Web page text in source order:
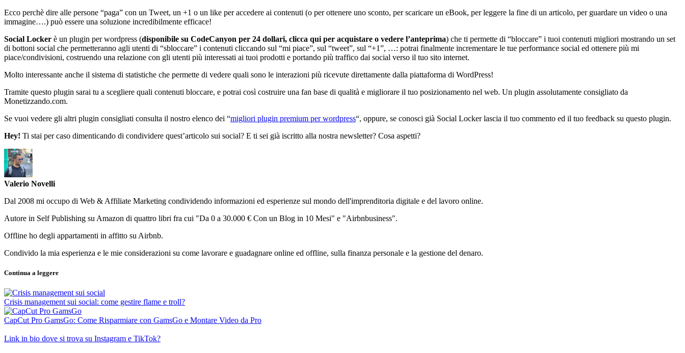
Ecco perchè dire alle persone “paga” con un Tweet, un +1 o un like per accedere ai contenuti (o per ottenere uno sconto, per scaricare un eBook, per leggere la fine di un articolo, per guardare un video o una
immagine….) può essere una soluzione incredibilmente efficace!
Social Locker è un plugin per wordpress (disponibile su CodeCanyon per 24 dollari, clicca qui per acquistare o vedere l’anteprima) che ti permette di “bloccare” i tuoi contenuti migliori mostrando un set
di bottoni social che permetteranno agli utenti di “sbloccare” i contenuti cliccando sul “mi piace”, sul “tweet”, sul “+1”, …: potrai finalmente incrementare le tue performance social ed ottenere più mi
piace/condivisioni, costruendo una relazione con gli utenti più interessati ai tuoi prodotti e portando più traffico dai social verso il tuo sito internet.
Molto interessante anche il sistema di statistiche che permette di vedere quali sono le interazioni più ricevute direttamente dalla piattaforma di WordPress!
Tramite questo plugin sarai tu a scegliere quali contenuti bloccare, e potrai così costruire una fan base di qualità e migliorare il tuo posizionamento nel web. Un plugin assolutamente consigliato da
Monetizzando.com.
Se vuoi vedere gli altri plugin consigliati consulta il nostro elenco dei “migliori plugin premium per wordpress“, oppure, se conosci già Social Locker lascia il tuo commento ed il tuo feedback su questo plugin.
Hey! Ti stai per caso dimenticando di condividere quest’articolo sui social? E ti sei già iscritto alla nostra newsletter? Cosa aspetti?
Valerio Novelli
Dal 2008 mi occupo di Web & Affiliate Marketing condividendo informazioni ed esperienze sul mondo dell'imprenditoria digitale e del lavoro online.
Autore in Self Publishing su Amazon di quattro libri fra cui "Da 0 a 30.000 € Con un Blog in 10 Mesi" e "Airbnbusiness".
Offline ho degli appartamenti in affitto su Airbnb.
Condivido la mia esperienza e le mie considerazioni su come lavorare e guadagnare online ed offline, sulla finanza personale e la gestione del denaro.
Continua a leggere
Crisis management sui social: come gestire flame e troll?
CapCut Pro GamsGo: Come Risparmiare con GamsGo e Montare Video da Pro
Link in bio dove si trova su Instagram e TikTok?